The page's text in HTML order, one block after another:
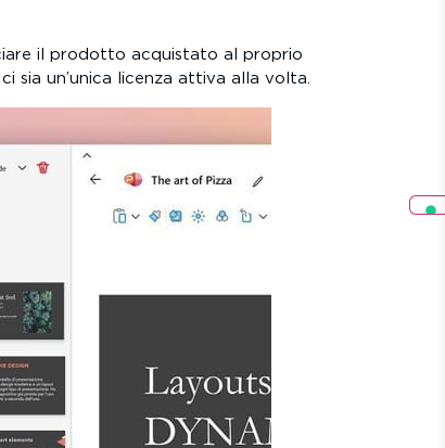
il prodotto acquistato al proprio
sia un’unica licenza attiva alla volta.